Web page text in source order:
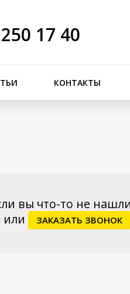
17 40
КОНТАКТЫ
вы что-то не
или ЗАКАЗАТЬ ЗВОНОК